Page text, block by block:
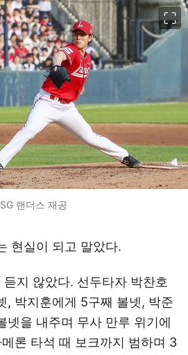
랜더스 재공
현실이 되고 말았다.
지 않았다. 선두타자 박찬호
, 박지훈에게 5구째 볼넷, 박준
넷을 내주며 무사 만루 위기에
론 타석 때 보크까지 범하며 3